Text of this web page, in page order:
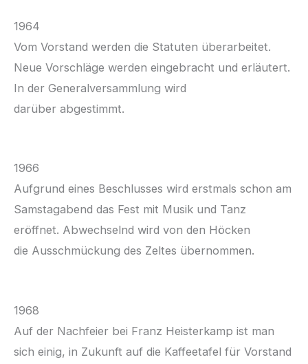
1964
Vom Vorstand werden die Statuten überarbeitet.
Neue Vorschläge werden eingebracht und erläutert.
In der Generalversammlung wird
darüber abgestimmt.
1966
Aufgrund eines Beschlusses wird erstmals schon am
Samstagabend das Fest mit Musik und Tanz
eröffnet. Abwechselnd wird von den Höcken
die Ausschmückung des Zeltes übernommen.
1968
Auf der Nachfeier bei Franz Heisterkamp ist man
sich einig, in Zukunft auf die Kaffeetafel für Vorstand